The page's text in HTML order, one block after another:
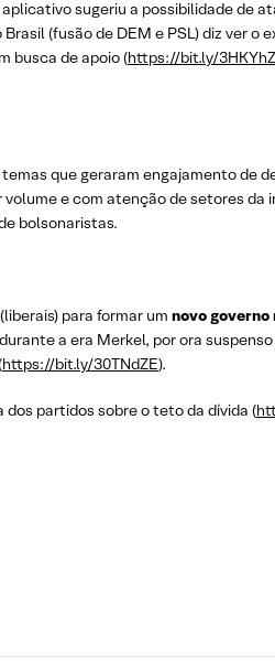
sugeriu a possibilidade de
(fusão de DEM e PSL) diz ver
busca de apoio (https://bit.ly/
que geraram engajamento de
e com atenção de setores da
bolsonaristas.
para formar um novo governo
a era Merkel, por ora
https://bit.ly/30TNdZE).
partidos sobre o teto da dívida (